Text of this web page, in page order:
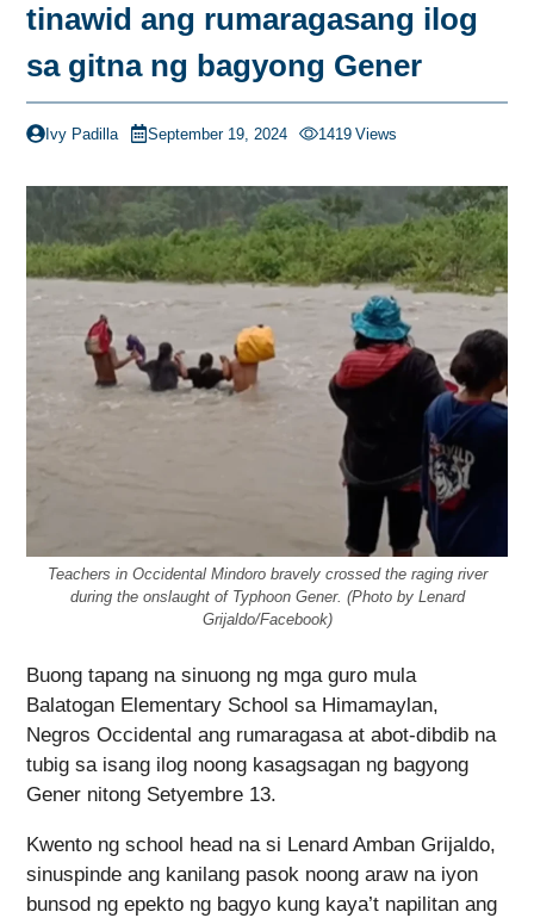
tinawid ang rumaragasang ilog
sa gitna ng bagyong Gener
Ivy Padilla September 19, 2024 1419 Views
Teachers in Occidental Mindoro bravely crossed the raging river
during the onslaught of Typhoon Gener. (Photo by Lenard
Grijaldo/Facebook)
Buong tapang na sinuong ng mga guro mula
Balatogan Elementary School sa Himamaylan,
Negros Occidental ang rumaragasa at abot-dibdib na
tubig sa isang ilog noong kasagsagan ng bagyong
Gener nitong Setyembre 13.
Kwento ng school head na si Lenard Amban Grijaldo,
sinuspinde ang kanilang pasok noong araw na iyon
bunsod ng epekto ng bagyo kung kaya’t napilitan ang